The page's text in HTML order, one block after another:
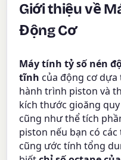
Giới thiệu về
Động Cơ
Máy tính tỷ số nén
tĩnh của động cơ
hành trình piston và
kích thước gioăng
cũng như thể tích
piston nếu bạn có
cũng ước tính tổng